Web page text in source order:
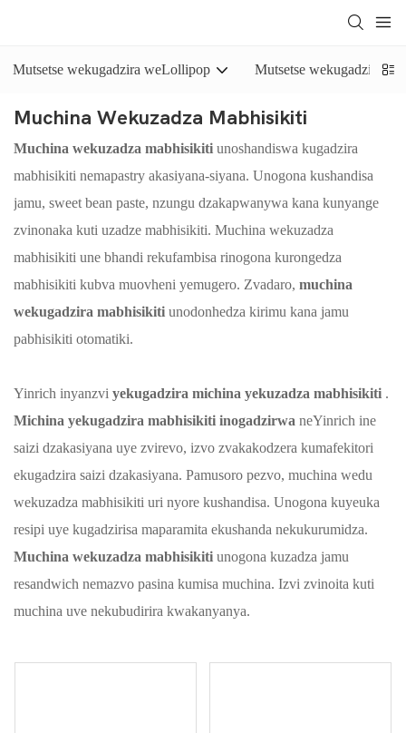
Mutsetse wekugadzira weLollipop Mutsetse wekugadzira
Muchina Wekuzadza Mabhisikiti
Muchina wekuzadza mabhisikiti unoshandiswa kugadzira
mabhisikiti nemapastry akasiyana-siyana. Unogona kushandisa
jamu, sweet bean paste, nzungu dzakapwanywa kana kunyange
zvinonaka kuti uzadze mabhisikiti. Muchina wekuzadza
mabhisikiti une bhandi rekufambisa rinogona kurongedza
mabhisikiti kubva muovheni yemugero. Zvadaro, muchina
wekugadzira mabhisikiti unodonhedza kirimu kana jamu
pabhisikiti otomatiki.
Yinrich inyanzvi yekugadzira michina yekuzadza mabhisikiti .
Michina yekugadzira mabhisikiti inogadzirwa neYinrich ine
saizi dzakasiyana uye zvirevo, izvo zvakakodzera kumafekitori
ekugadzira saizi dzakasiyana. Pamusoro pezvo, muchina wedu
wekuzadza mabhisikiti uri nyore kushandisa. Unogona kuyeuka
resipi uye kugadzirisa maparamita ekushanda nekukurumidza.
Muchina wekuzadza mabhisikiti unogona kuzadza jamu
resandwich nemazvo pasina kumisa muchina. Izvi zvinoita kuti
muchina uve nekubudirira kwakanyanya.